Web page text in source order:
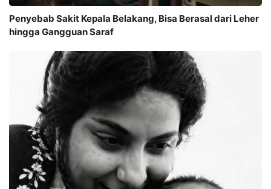
Penyebab Sakit Kepala Belakang, Bisa Berasal dari Leher
hingga Gangguan Saraf